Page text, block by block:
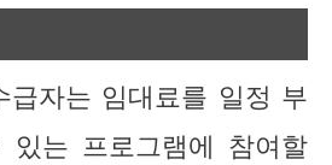
급자는 임대료를 일정 부
는 프로그램에 참여할